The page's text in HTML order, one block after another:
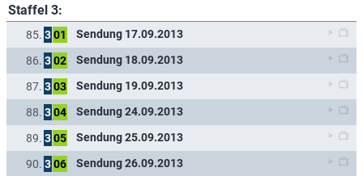
Staffel 3:
85. 301 Sendung 17.09.2013
86. 302 Sendung 18.09.2013
87. 303 Sendung 19.09.2013
88. 304 Sendung 24.09.2013
89. 305 Sendung 25.09.2013
90. 306 Sendung 26.09.2013